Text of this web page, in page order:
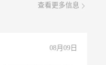
查看更多信息
08月09日